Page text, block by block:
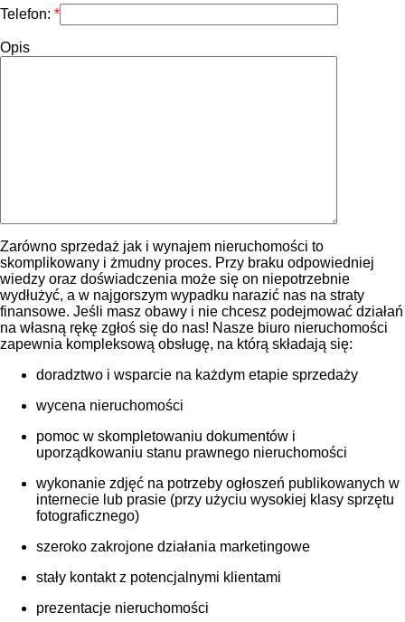
Telefon:
Opis
Zarówno sprzedaż jak i wynajem nieruchomości to
skomplikowany i żmudny proces. Przy braku odpowiedniej
wiedzy oraz doświadczenia może się on niepotrzebnie
wydłużyć, a w najgorszym wypadku narazić nas na straty
finansowe. Jeśli masz obawy i nie chcesz podejmować działań
na własną rękę zgłoś się do nas! Nasze biuro nieruchomości
zapewnia kompleksową obsługę, na którą składają się:
doradztwo i wsparcie na każdym etapie sprzedaży
wycena nieruchomości
pomoc w skompletowaniu dokumentów i
uporządkowaniu stanu prawnego nieruchomości
wykonanie zdjęć na potrzeby ogłoszeń publikowanych w
internecie lub prasie (przy użyciu wysokiej klasy sprzętu
fotograficznego)
szeroko zakrojone działania marketingowe
stały kontakt z potencjalnymi klientami
prezentacje nieruchomości